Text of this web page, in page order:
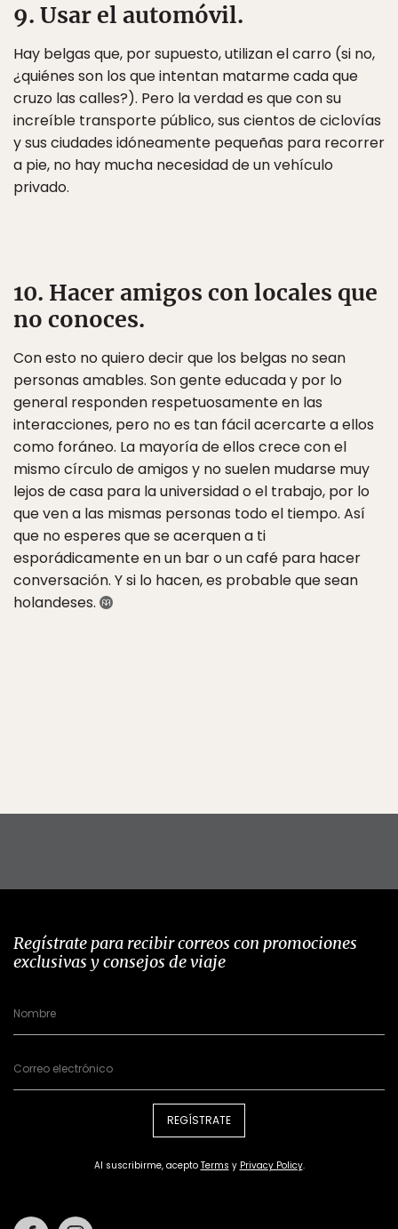
9. Usar el automóvil.
Hay belgas que, por supuesto, utilizan el carro (si no,
¿quiénes son los que intentan matarme cada que
cruzo las calles?). Pero la verdad es que con su
increíble transporte público, sus cientos de ciclovías
y sus ciudades idóneamente pequeñas para recorrer
a pie, no hay mucha necesidad de un vehículo
privado.
10. Hacer amigos con locales que
no conoces.
Con esto no quiero decir que los belgas no sean
personas amables. Son gente educada y por lo
general responden respetuosamente en las
interacciones, pero no es tan fácil acercarte a ellos
como foráneo. La mayoría de ellos crece con el
mismo círculo de amigos y no suelen mudarse muy
lejos de casa para la universidad o el trabajo, por lo
que ven a las mismas personas todo el tiempo. Así
que no esperes que se acerquen a ti
esporádicamente en un bar o un café para hacer
conversación. Y si lo hacen, es probable que sean
holandeses.
Regístrate para recibir correos con promociones
exclusivas y consejos de viaje
REGÍSTRATE
Al suscribirme, acepto Terms y Privacy Policy.
Facebook